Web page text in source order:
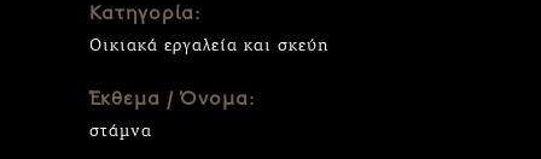
Κατηγορία:
Οικιακά εργαλεία και σκεύη
Έκθεμα / Όνομα:
στάμνα